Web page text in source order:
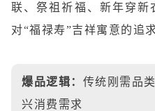
联、祭祖祈福、新年穿新
对“福禄寿”吉祥寓意的追
爆品逻辑： 传统刚需品
兴消费需求